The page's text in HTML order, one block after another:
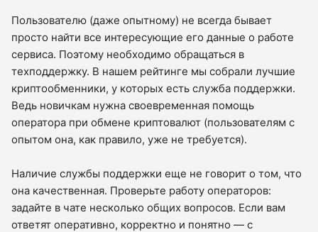
Пользователю (даже опытному) не всегда бывает
просто найти все интересующие его данные о работе
сервиса. Поэтому необходимо обращаться в
техподдержку. В нашем рейтинге мы собрали лучшие
криптообменники, у которых есть служба поддержки.
Ведь новичкам нужна своевременная помощь
оператора при обмене криптовалют (пользователям с
опытом она, как правило, уже не требуется).
Наличие службы поддержки еще не говорит о том, что
она качественная. Проверьте работу операторов:
задайте в чате несколько общих вопросов. Если вам
ответят оперативно, корректно и понятно — с